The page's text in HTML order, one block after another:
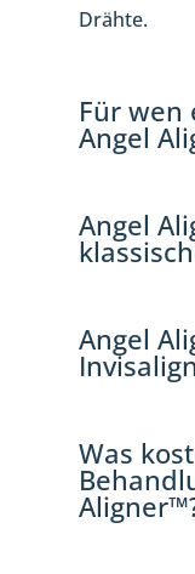
Drähte.
Für wen
Angel
Angel
Angel
Was